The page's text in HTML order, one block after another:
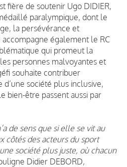
fière de soutenir Ugo DIDIER,
paralympique, dont le
la persévérance et
également le RC
qui promeut la
personnes malvoyantes et
souhaite contribuer
société plus inclusive,
bien-être passent aussi par
de sens que si elle se vit au
côtés des acteurs du sport
société plus juste, où chacun
Didier DEBORD,